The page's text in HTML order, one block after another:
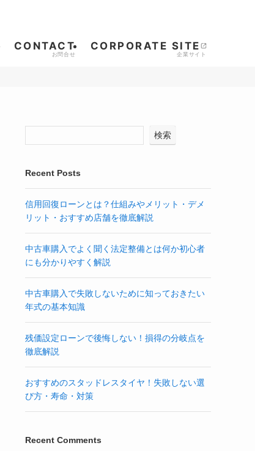
CONTACT CORPORATE SITE
検索
Recent Posts
信用回復ローンとは？仕組みやメリット・デメ
リット・おすすめ店舗を徹底解説
中古車購入でよく聞く法定整備とは何か初心者
にも分かりやすく解説
中古車購入で失敗しないために知っておきたい
年式の基本知識
残価設定ローンで後悔しない！損得の分岐点を
徹底解説
おすすめのスタッドレスタイヤ！失敗しない選
び方・寿命・対策
Recent Comments